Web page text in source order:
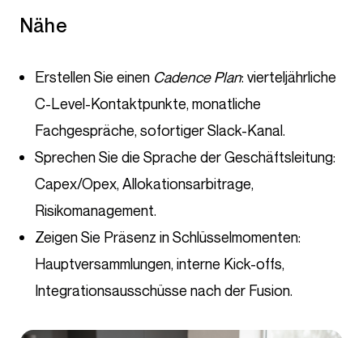
Nähe
Erstellen Sie einen Cadence Plan: vierteljährliche
C-Level-Kontaktpunkte, monatliche
Fachgespräche, sofortiger Slack-Kanal.
Sprechen Sie die Sprache der Geschäftsleitung:
Capex/Opex, Allokationsarbitrage,
Risikomanagement.
Zeigen Sie Präsenz in Schlüsselmomenten:
Hauptversammlungen, interne Kick-offs,
Integrationsausschüsse nach der Fusion.